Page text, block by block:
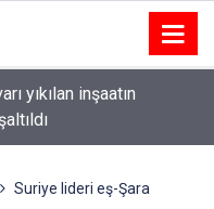
öz kaynaklarıyla
Suriye lideri eş-Şara